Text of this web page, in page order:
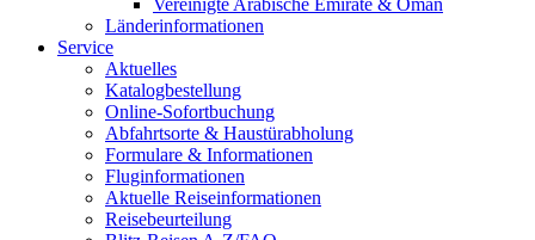
Vereinigte Arabische Emirate & Oman
Länderinformationen
Service
Aktuelles
Katalogbestellung
Online-Sofortbuchung
Abfahrtsorte & Haustürabholung
Formulare & Informationen
Fluginformationen
Aktuelle Reiseinformationen
Reisebeurteilung